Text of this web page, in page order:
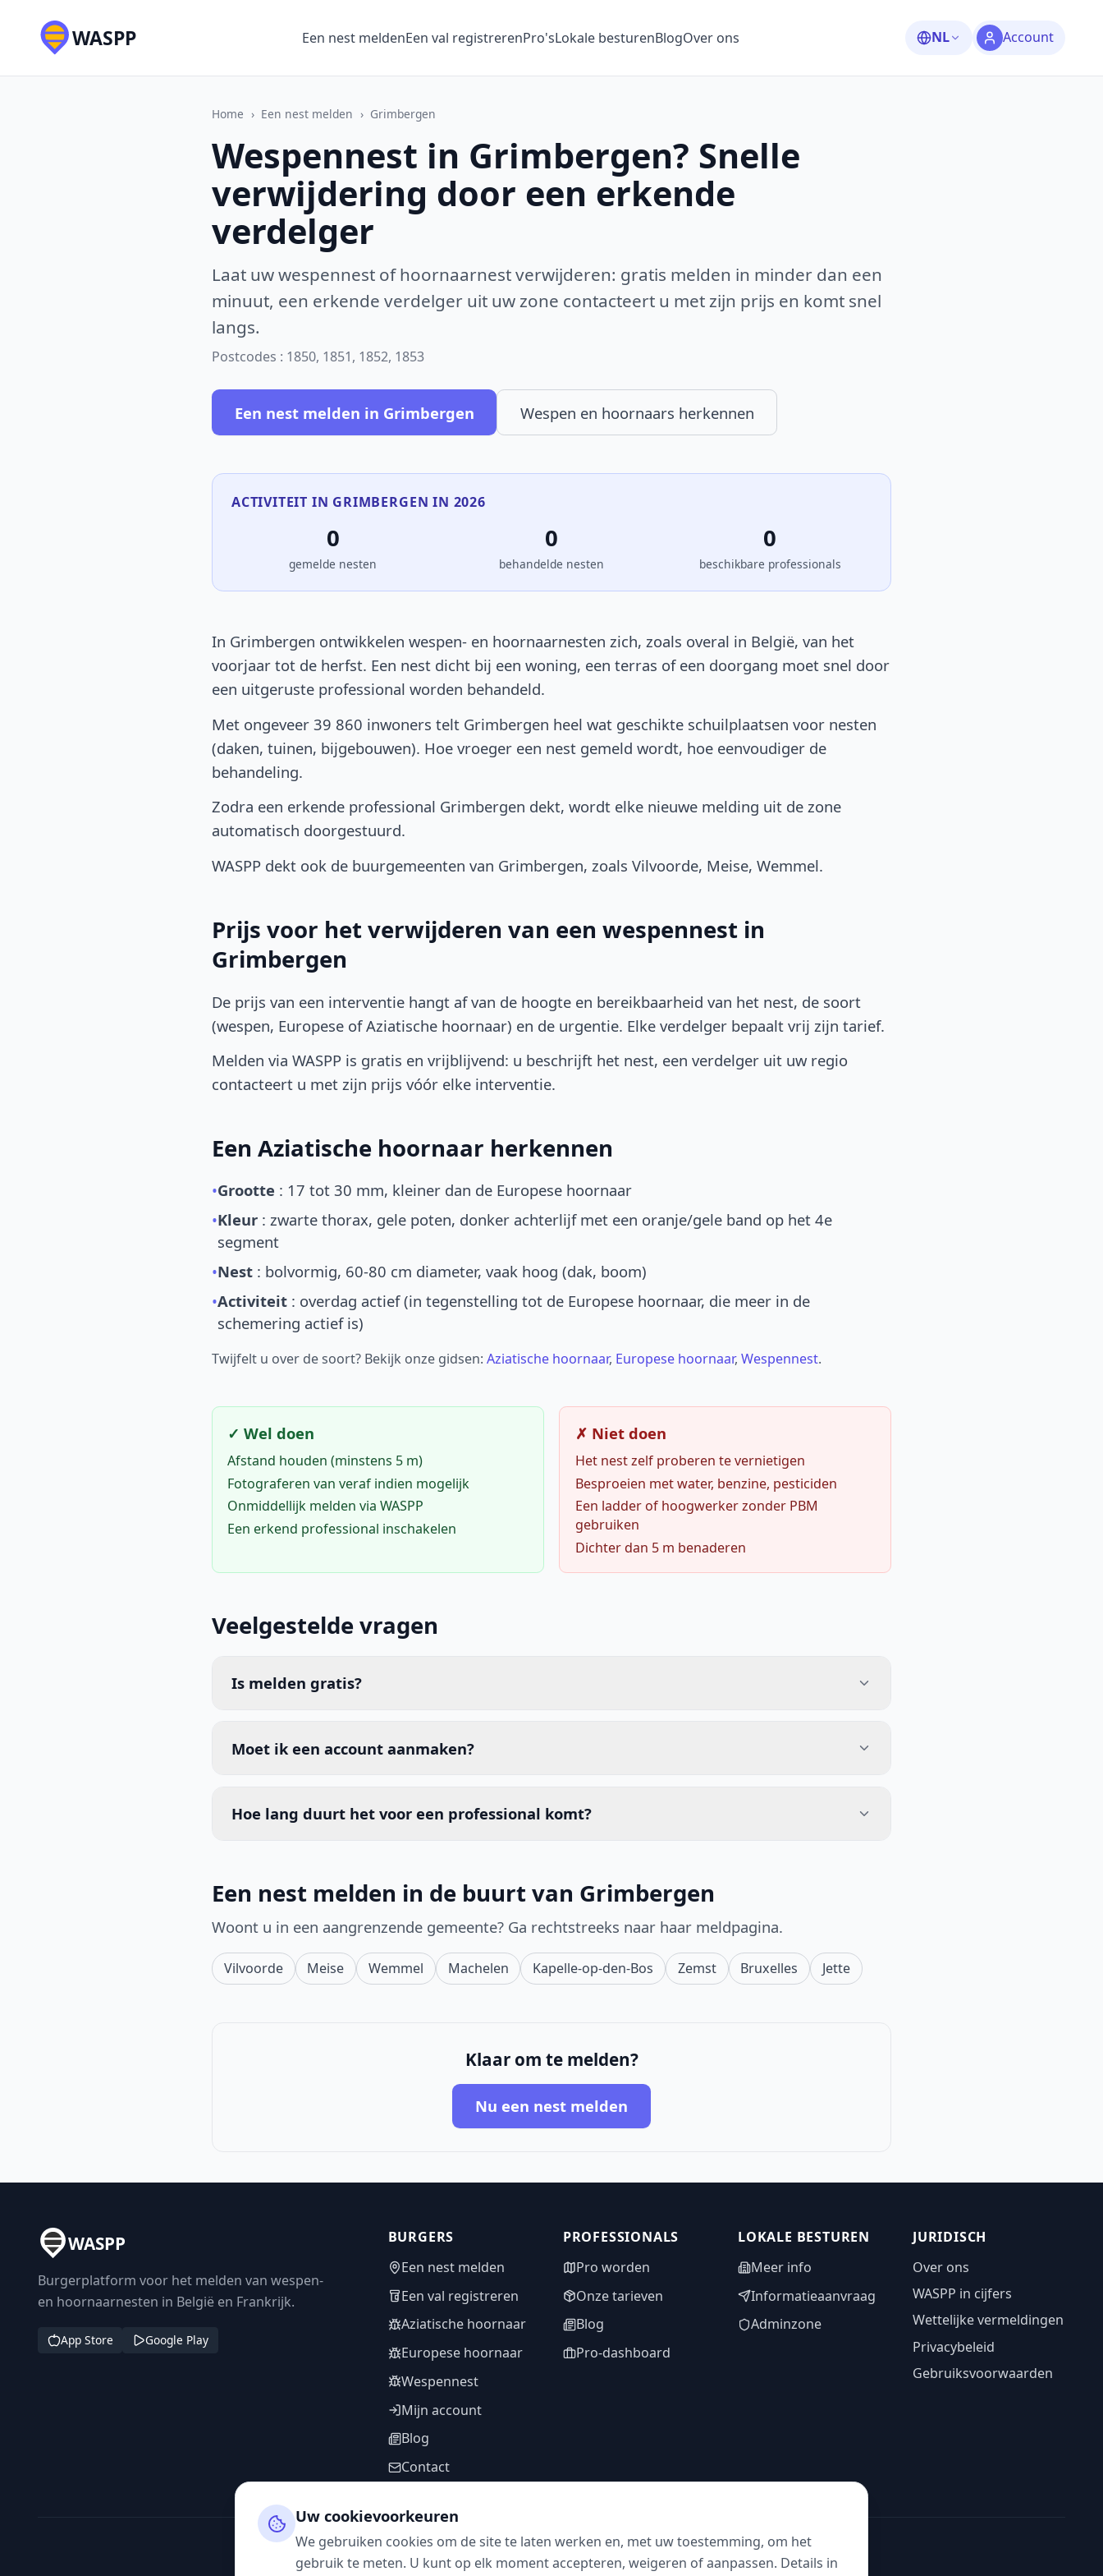
WASPP Een nest meldenEen val registrerenPro'sLokale besturenBlogOver ons NL Account
Home › Een nest melden › Grimbergen
Wespennest in Grimbergen? Snelle
verwijdering door een erkende
verdelger
Laat uw wespennest of hoornaarnest verwijderen: gratis melden in minder dan een
minuut, een erkende verdelger uit uw zone contacteert u met zijn prijs en komt snel
langs.
Postcodes : 1850, 1851, 1852, 1853
Een nest melden in Grimbergen Wespen en hoornaars herkennen
ACTIVITEIT IN GRIMBERGEN IN 2026
0
gemelde nesten
0
behandelde nesten
0
beschikbare professionals
In Grimbergen ontwikkelen wespen- en hoornaarnesten zich, zoals overal in België, van het
voorjaar tot de herfst. Een nest dicht bij een woning, een terras of een doorgang moet snel door
een uitgeruste professional worden behandeld.
Met ongeveer 39 860 inwoners telt Grimbergen heel wat geschikte schuilplaatsen voor nesten
(daken, tuinen, bijgebouwen). Hoe vroeger een nest gemeld wordt, hoe eenvoudiger de
behandeling.
Zodra een erkende professional Grimbergen dekt, wordt elke nieuwe melding uit de zone
automatisch doorgestuurd.
WASPP dekt ook de buurgemeenten van Grimbergen, zoals Vilvoorde, Meise, Wemmel.
Prijs voor het verwijderen van een wespennest in
Grimbergen
De prijs van een interventie hangt af van de hoogte en bereikbaarheid van het nest, de soort
(wespen, Europese of Aziatische hoornaar) en de urgentie. Elke verdelger bepaalt vrij zijn tarief.
Melden via WASPP is gratis en vrijblijvend: u beschrijft het nest, een verdelger uit uw regio
contacteert u met zijn prijs vóór elke interventie.
Een Aziatische hoornaar herkennen
•Grootte : 17 tot 30 mm, kleiner dan de Europese hoornaar
•Kleur : zwarte thorax, gele poten, donker achterlijf met een oranje/gele band op het 4e
segment
•Nest : bolvormig, 60-80 cm diameter, vaak hoog (dak, boom)
•Activiteit : overdag actief (in tegenstelling tot de Europese hoornaar, die meer in de
schemering actief is)
Twijfelt u over de soort? Bekijk onze gidsen: Aziatische hoornaar, Europese hoornaar, Wespennest.
✓ Wel doen
Afstand houden (minstens 5 m)
Fotograferen van veraf indien mogelijk
Onmiddellijk melden via WASPP
Een erkend professional inschakelen
✗ Niet doen
Het nest zelf proberen te vernietigen
Besproeien met water, benzine, pesticiden
Een ladder of hoogwerker zonder PBM
gebruiken
Dichter dan 5 m benaderen
Veelgestelde vragen
Is melden gratis?
Moet ik een account aanmaken?
Hoe lang duurt het voor een professional komt?
Een nest melden in de buurt van Grimbergen
Woont u in een aangrenzende gemeente? Ga rechtstreeks naar haar meldpagina.
Vilvoorde Meise Wemmel Machelen Kapelle-op-den-Bos Zemst Bruxelles Jette
Klaar om te melden?
Nu een nest melden
WASPP
Burgerplatform voor het melden van wespen-
en hoornaarnesten in België en Frankrijk.
App Store Google Play
BURGERS
Een nest melden
Een val registreren
Aziatische hoornaar
Europese hoornaar
Wespennest
Mijn account
Blog
Contact
PROFESSIONALS
Pro worden
Onze tarieven
Blog
Pro-dashboard
LOKALE BESTUREN
Meer info
Informatieaanvraag
Adminzone
JURIDISCH
Over ons
WASPP in cijfers
Wettelijke vermeldingen
Privacybeleid
Gebruiksvoorwaarden
VOLG ONS
Uw cookievoorkeuren
We gebruiken cookies om de site te laten werken en, met uw toestemming, om het
gebruik te meten. U kunt op elk moment accepteren, weigeren of aanpassen. Details in